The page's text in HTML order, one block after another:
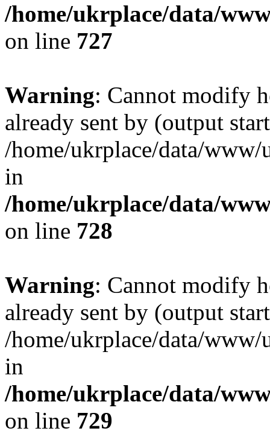
/home/ukrplace/data/
on line 727
Warning: Cannot modify
already sent by (output
/home/ukrplace/data/
in
/home/ukrplace/data/
on line 728
Warning: Cannot modify
already sent by (output
/home/ukrplace/data/
in
/home/ukrplace/data/
on line 729